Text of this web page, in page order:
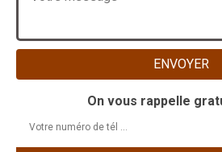
On vous rappelle